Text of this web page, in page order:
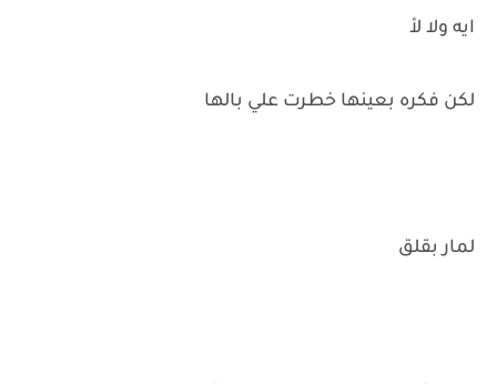
ايه ولا لأ
لكن فكره بعينها خطرت علي بالها
لمار بقلق